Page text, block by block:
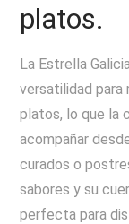
platos.
La Estrella
versatilidad para
platos, lo que la
acompañar
curados o
sabores y su
perfecta para